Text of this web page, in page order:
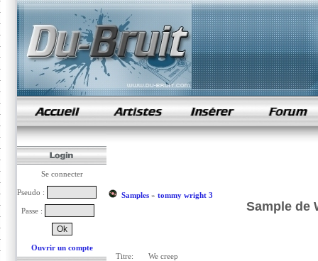
samples de rap
Se connecter
Pseudo :
Passe :
Ouvrir un compte
Samples» tommy wright 3
Sample de
Titre: We creep